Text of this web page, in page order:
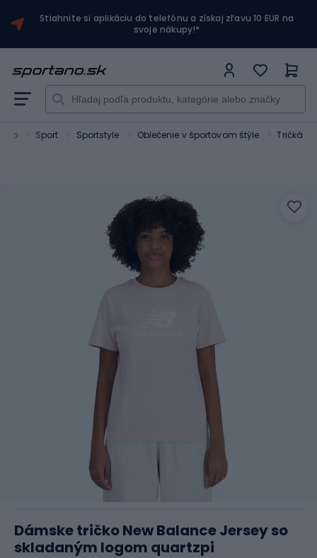
Stiahnite si aplikáciu do telefónu a získaj zľavu 10 EUR na
svoje nákupy!*
Sport Sportstyle Oblečenie v športovom štýle Tričká
Dámske tričko New Balance Jersey so
skladaným logom quartzpi